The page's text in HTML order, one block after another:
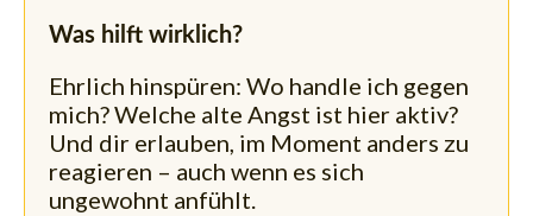
Was hilft wirklich?
Ehrlich hinspüren: Wo handle ich gegen
mich? Welche alte Angst ist hier aktiv?
Und dir erlauben, im Moment anders zu
reagieren – auch wenn es sich
ungewohnt anfühlt.